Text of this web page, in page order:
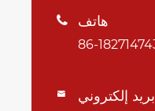
 هاتف
 بريد إلكتروني